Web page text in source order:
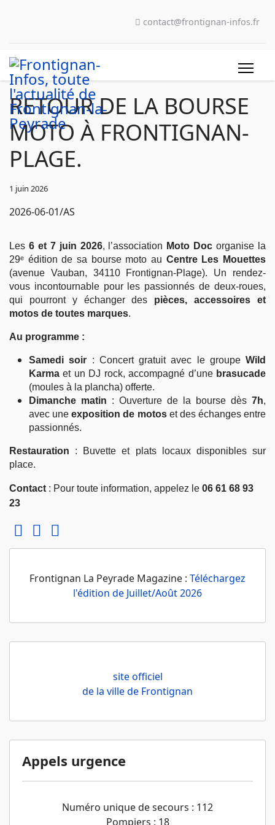
contact@frontignan-infos.fr
RETOUR DE LA BOURSE
MOTO À FRONTIGNAN-
PLAGE.
1 juin 2026
2026-06-01/AS
Les 6 et 7 juin 2026, l’association Moto Doc organise la
29ᵉ édition de sa bourse moto au Centre Les Mouettes
(avenue Vauban, 34110 Frontignan-Plage). Un rendez-
vous incontournable pour les passionnés de deux-roues,
qui pourront y échanger des pièces, accessoires et
motos de toutes marques.
Au programme :
Samedi soir : Concert gratuit avec le groupe Wild
Karma et un DJ rock, accompagné d’une brasucade
(moules à la plancha) offerte.
Dimanche matin : Ouverture de la bourse dès 7h,
avec uneexposition de motoset des échanges entre
passionnés.
Restauration : Buvette et plats locaux disponibles sur
place.
Contact : Pour toute information, appelez le 06 61 68 93
23
Frontignan La Peyrade Magazine : Téléchargez
l'édition de Juillet/Août 2026
site officiel
de la ville de Frontignan
Appels urgence
Numéro unique de secours : 112
Pompiers : 18